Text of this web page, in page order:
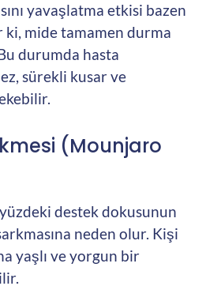
yavaşlatma etkisi bazen
mide tamamen durma
durumda hasta
sürekli kusar ve
(Mounjaro
yüzdeki destek dokusunun
neden olur. Kişi
yaşlı ve yorgun bir